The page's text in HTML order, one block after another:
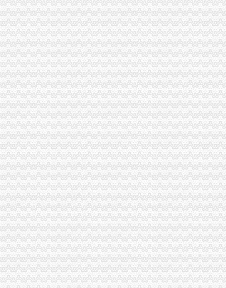
海南省工商局重庆帅博信息技术有限公司赴大足局龙水所交流标准化建设工作
潼南局帅博公司帮农护农促发展
酉局重庆帅博代理记账有限公司四项措施开展击违法添加非食用物质和滥用食